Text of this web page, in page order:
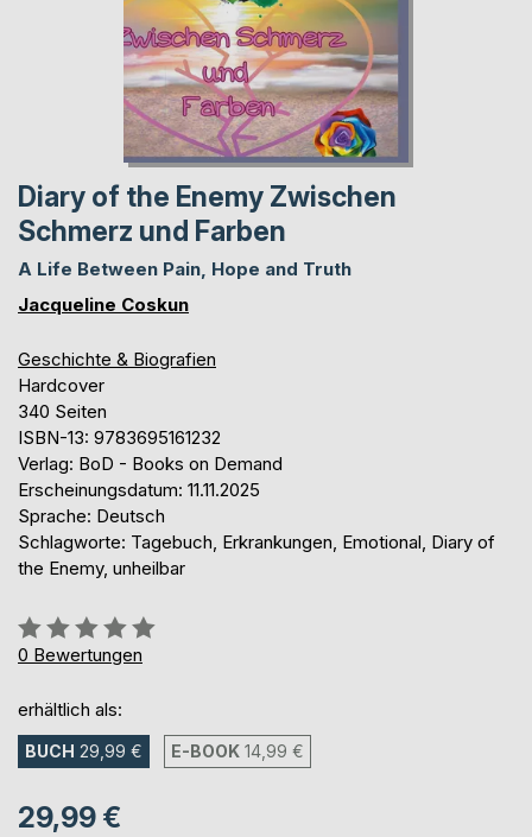
Diary of the Enemy Zwischen
Schmerz und Farben
A Life Between Pain, Hope and Truth
Jacqueline Coskun
Geschichte & Biografien
Hardcover
340 Seiten
ISBN-13: 9783695161232
Verlag: BoD - Books on Demand
Erscheinungsdatum: 11.11.2025
Sprache: Deutsch
Schlagworte: Tagebuch, Erkrankungen, Emotional, Diary of
the Enemy, unheilbar
Bewertung::
0%
0 Bewertungen
erhältlich als:
BUCH 29,99 € E-BOOK 14,99 €
29,99 €